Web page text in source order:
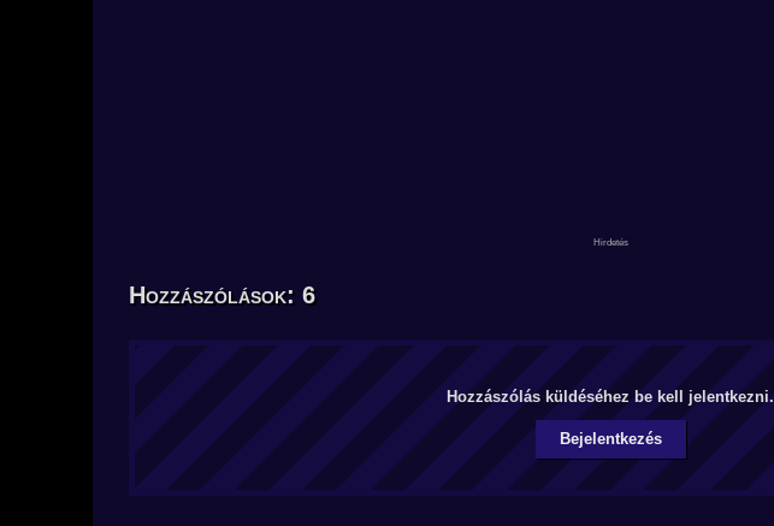
Hozzászólások: 6
Hozzászólás küldéséhez be kell jelentkezni.
Bejelentkezés